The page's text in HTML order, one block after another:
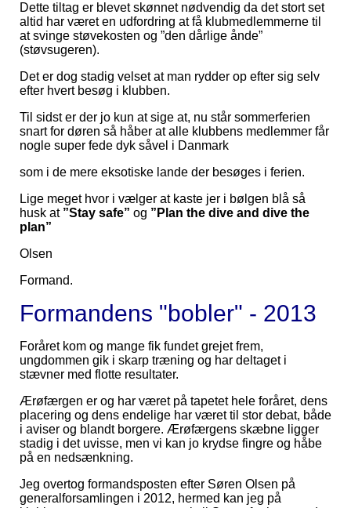
Dette tiltag er blevet skønnet nødvendig da det stort set
altid har været en udfordring at få klubmedlemmerne til
at svinge støvekosten og ”den dårlige ånde”
(støvsugeren).
Det er dog stadig velset at man rydder op efter sig selv
efter hvert besøg i klubben.
Til sidst er der jo kun at sige at, nu står sommerferien
snart for døren så håber at alle klubbens medlemmer får
nogle super fede dyk såvel i Danmark
som i de mere eksotiske lande der besøges i ferien.
Lige meget hvor i vælger at kaste jer i bølgen blå så
husk at ”Stay safe” og ”Plan the dive and dive the
plan”
Olsen
Formand.
Formandens "bobler" - 2013
Foråret kom og mange fik fundet grejet frem,
ungdommen gik i skarp træning og har deltaget i
stævner med flotte resultater.
Ærøfærgen er og har været på tapetet hele foråret, dens
placering og dens endelige har været til stor debat, både
i aviser og blandt borgere. Ærøfærgens skæbne ligger
stadig i det uvisse, men vi kan jo krydse fingre og håbe
på en nedsænkning.
Jeg overtog formandsposten efter Søren Olsen på
generalforsamlingen i 2012, hermed kan jeg på